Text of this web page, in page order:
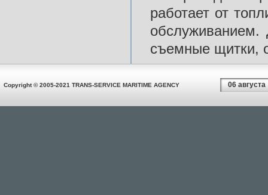
работает от
обслуживанием.
съемные щитки,
Copyright © 2005-2021 TRANS-SERVICE MARITIME AGENCY 06 августа